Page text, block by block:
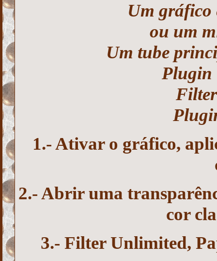
Um gráfico
ou um
Um tube
Plugin
1.- Ativar o gráfico,
2.- Abrir uma
cor
3.- Filter Unlimited,